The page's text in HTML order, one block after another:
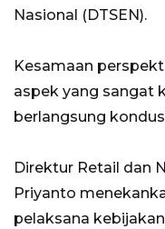
Nasional (DTSEN).
Kesamaan
aspek yang sangat
berlangsung
Direktur Retail dan
Priyanto
pelaksana